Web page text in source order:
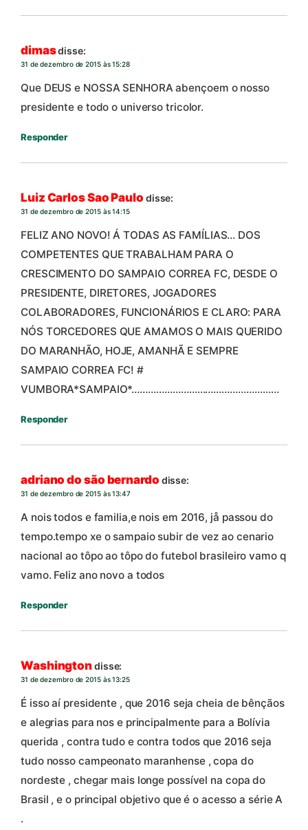
dimasdisse:
31 de dezembro de 2015 às 15:28
Que DEUS e NOSSA SENHORA abençoem o nosso
presidente e todo o universo tricolor.
Responder
Luiz Carlos Sao Paulo disse:
31 de dezembro de 2015 às 14:15
FELIZ ANO NOVO! Á TODAS AS FAMÍLIAS… DOS
COMPETENTES QUE TRABALHAM PARA O
CRESCIMENTO DO SAMPAIO CORREA FC, DESDE O
PRESIDENTE, DIRETORES, JOGADORES
COLABORADORES, FUNCIONÁRIOS E CLARO: PARA
NÓS TORCEDORES QUE AMAMOS O MAIS QUERIDO
DO MARANHÃO, HOJE, AMANHÃ E SEMPRE
SAMPAIO CORREA FC! #
VUMBORA*SAMPAIO*………………………………………………
Responder
adriano do são bernardo disse:
31 de dezembro de 2015 às 13:47
A nois todos e familia,e nois em 2016, jå passou do
tempo.tempo xe o sampaio subir de vez ao cenario
nacional ao tôpo ao tôpo do futebol brasileiro vamo q
vamo. Feliz ano novo a todos
Responder
Washingtondisse:
31 de dezembro de 2015 às 13:25
É isso aí presidente , que 2016 seja cheia de bênçãos
e alegrias para nos e principalmente para a Bolívia
querida , contra tudo e contra todos que 2016 seja
tudo nosso campeonato maranhense , copa do
nordeste , chegar mais longe possível na copa do
Brasil , e o principal objetivo que é o acesso a série A
.